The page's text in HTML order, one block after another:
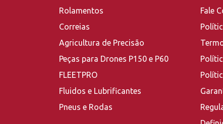
Rolamentos
Correias
Agricultura de Precisão
Peças para Drones P150 e P60
FLEETPRO
Fluidos e Lubrificantes
Pneus e Rodas
Fale